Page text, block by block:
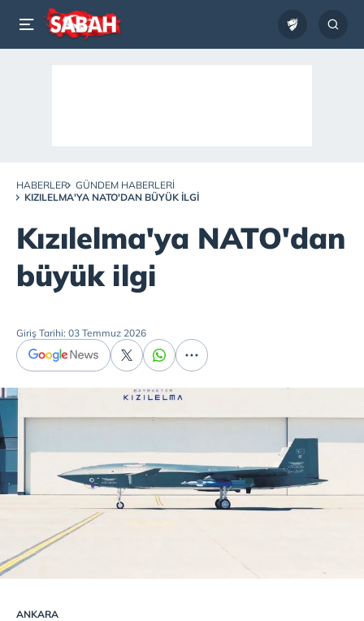
HABERLER
GÜNDEM HABERLERI
KIZILELMA'YA NATO'DAN BÜYÜK ILGI
Kızılelma'ya NATO'dan
büyük ilgi
Giriş Tarihi: 03 Temmuz 2026
ANKARA